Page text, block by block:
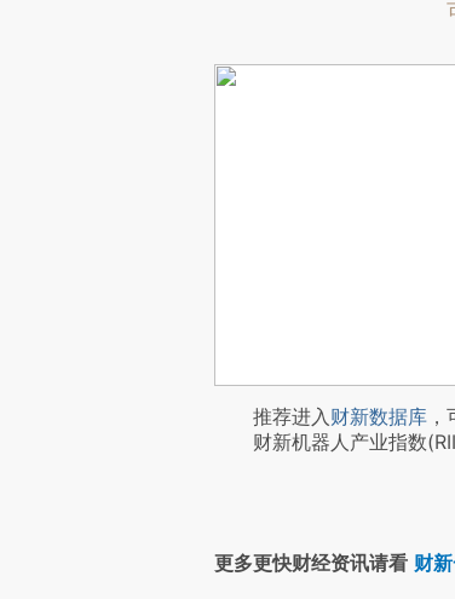
推荐进入财新数据库
财新机器人产业指数
更多更快财经资讯请看 财